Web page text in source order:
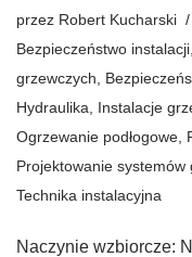
przez Robert Kucharski
Bezpieczeństwo instalacji
grzewczych
Hydraulika
Instalacje
Ogrzewanie podłogowe
Projektowanie systemów
Technika instalacyjna
Naczynie wzbiorcze: